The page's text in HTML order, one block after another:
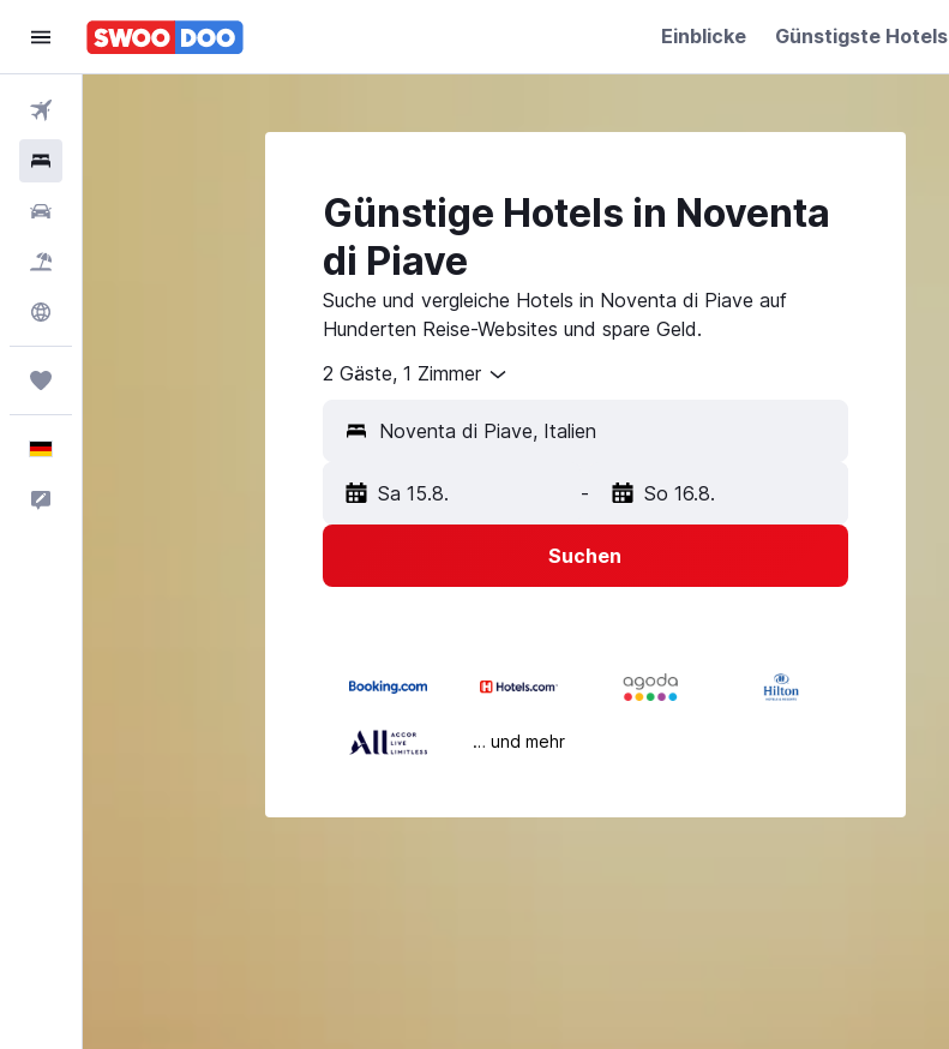
Einblicke Günstigste Hotels
Günstige Hotels in Noventa
di Piave
Suche und vergleiche Hotels in Noventa di Piave auf
Hunderten Reise-Websites und spare Geld.
2 Gäste, 1 Zimmer
Sa 15.8. - So 16.8.
Suchen
… und mehr